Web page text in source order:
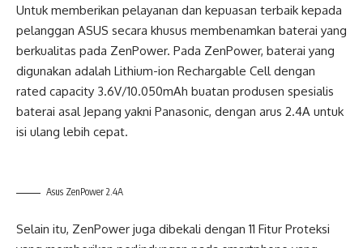
Untuk memberikan pelayanan dan kepuasan terbaik kepada
pelanggan ASUS secara khusus membenamkan baterai yang
berkualitas pada ZenPower. Pada ZenPower, baterai yang
digunakan adalah Lithium-ion Rechargable Cell dengan
rated capacity 3.6V/10.050mAh buatan produsen spesialis
baterai asal Jepang yakni Panasonic, dengan arus 2.4A untuk
isi ulang lebih cepat.
Asus ZenPower 2.4A
Selain itu, ZenPower juga dibekali dengan 11 Fitur Proteksi